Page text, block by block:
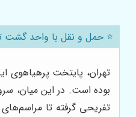
⭐️ حمل و نقل با واحد گشت
تهران، پایتخت پرهیاهوی
بوده است. در این میان،
تفریحی گرفته تا